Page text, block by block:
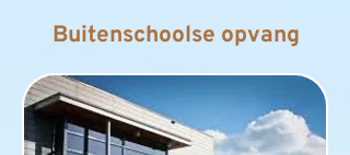
Buitenschoolse opvang